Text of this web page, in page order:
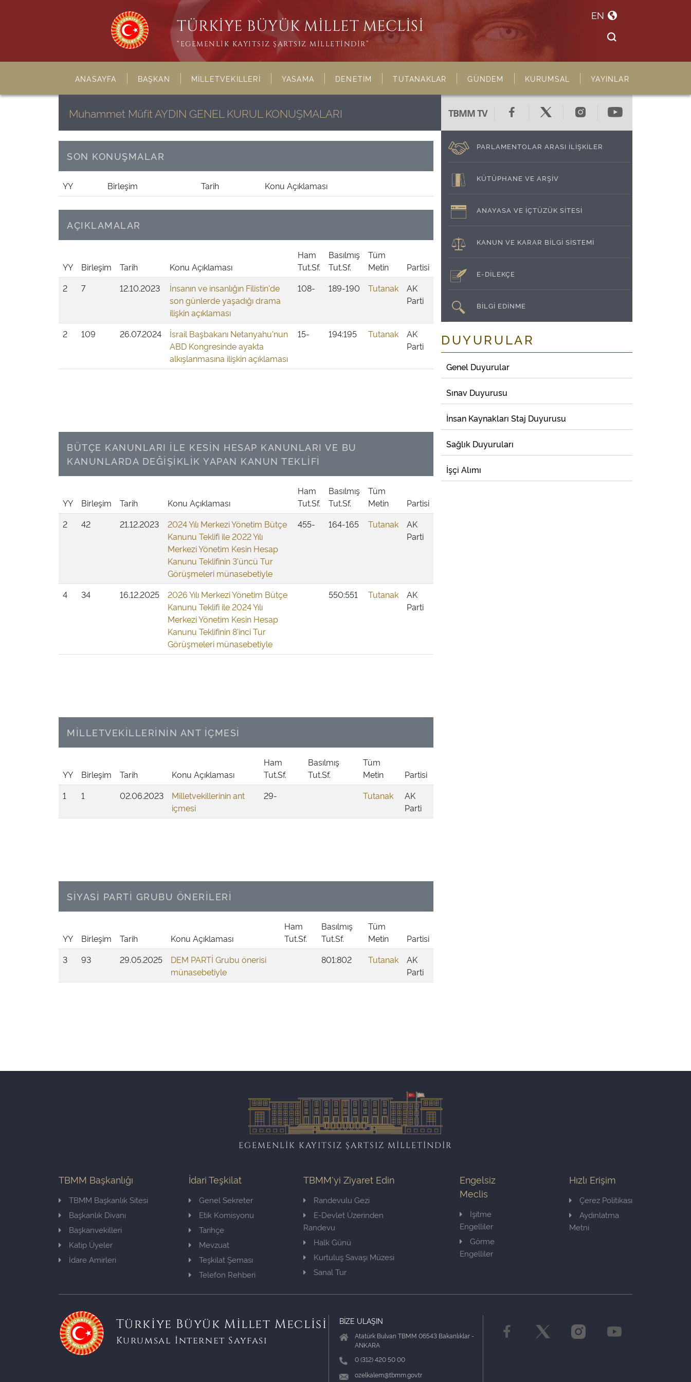
TÜRKİYE BÜYÜK MİLLET MECLİSİ
“EGEMENLİK KAYITSIZ ŞARTSIZ MİLLETİNDİR”
EN
ANASAYFA BAŞKAN MİLLETVEKİLLERİ YASAMA DENETİM TUTANAKLAR GÜNDEM KURUMSAL YAYINLAR
Muhammet Müfit AYDIN GENEL KURUL KONUŞMALARI
SON KONUŞMALAR
YY Birleşim Tarih Konu Açıklaması
AÇIKLAMALAR
YY Birleşim Tarih Konu Açıklaması
Ham
Tut.Sf.
Basılmış
Tut.Sf.
Tüm
Metin
Partisi
2
7 12.10.2023
İnsanın ve insanlığın Filistin'de
son günlerde yaşadığı drama
ilişkin açıklaması
108- 189-190 Tutanak
AK
Parti
2 109 26.07.2024
İsrail Başbakanı Netanyahu'nun
ABD Kongresinde ayakta
alkışlanmasına ilişkin açıklaması
15- 194:195 Tutanak
AK
Parti
BÜTÇE KANUNLARI İLE KESİN HESAP KANUNLARI VE BU
KANUNLARDA DEĞİŞİKLİK YAPAN KANUN TEKLİFİ
YY Birleşim Tarih Konu Açıklaması
Ham
Tut.Sf.
Basılmış
Tut.Sf.
Tüm
Metin
Partisi
2
42 21.12.2023
2024 Yılı Merkezi Yönetim Bütçe
Kanunu Teklifi ile 2022 Yılı
Merkezi Yönetim Kesin Hesap
Kanunu Teklifinin 3'üncü Tur
Görüşmeleri münasebetiyle
455- 164-165 Tutanak
AK
Parti
4 34 16.12.2025
2026 Yılı Merkezi Yönetim Bütçe
Kanunu Teklifi ile 2024 Yılı
Merkezi Yönetim Kesin Hesap
Kanunu Teklifinin 8'inci Tur
Görüşmeleri münasebetiyle
550:551 Tutanak
AK
Parti
MİLLETVEKİLLERİNİN ANT İÇMESİ
YY Birleşim Tarih Konu Açıklaması
Ham
Tut.Sf.
Basılmış
Tut.Sf.
Tüm
Metin
Partisi
1
1 02.06.2023
Milletvekillerinin ant
içmesi
29- Tutanak
AK
Parti
SİYASİ PARTİ GRUBU ÖNERİLERİ
YY Birleşim Tarih Konu Açıklaması
Ham
Tut.Sf.
Basılmış
Tut.Sf.
Tüm
Metin
Partisi
3
93 29.05.2025
DEM PARTİ Grubu önerisi
münasebetiyle
801:802 Tutanak
AK
Parti
TBMM TV
PARLAMENTOLAR ARASI İLİŞKİLER
KÜTÜPHANE VE ARŞİV
ANAYASA VE İÇTÜZÜK SİTESİ
KANUN VE KARAR BİLGİ SİSTEMİ
E-DİLEKÇE
BİLGİ EDİNME
DUYURULAR
Genel Duyurular
Sınav Duyurusu
İnsan Kaynakları Staj Duyurusu
Sağlık Duyuruları
İşçi Alımı
EGEMENLİK KAYITSIZ ŞARTSIZ MİLLETİNDİR
TBMM Başkanlığı
TBMM Başkanlık Sitesi
Başkanlık Divanı
Başkanvekilleri
Katip Üyeler
İdare Amirleri
İdari Teşkilat
Genel Sekreter
Etik Komisyonu
Tarihçe
Mevzuat
Teşkilat Şeması
Telefon Rehberi
TBMM'yi Ziyaret Edin
Randevulu Gezi
E-Devlet Üzerinden
Randevu
Halk Günü
Kurtuluş Savaşı Müzesi
Sanal Tur
Engelsiz
Meclis
İşitme
Engelliler
Görme
Engelliler
Hızlı Erişim
Çerez Politikası
Aydınlatma
Metni
Türkiye Büyük Millet Meclisi
Kurumsal İnternet Sayfası
BİZE ULAŞIN
Atatürk Bulvarı TBMM 06543 Bakanlıklar -
ANKARA
0 (312) 420 50 00
ozelkalem@tbmm.gov.tr